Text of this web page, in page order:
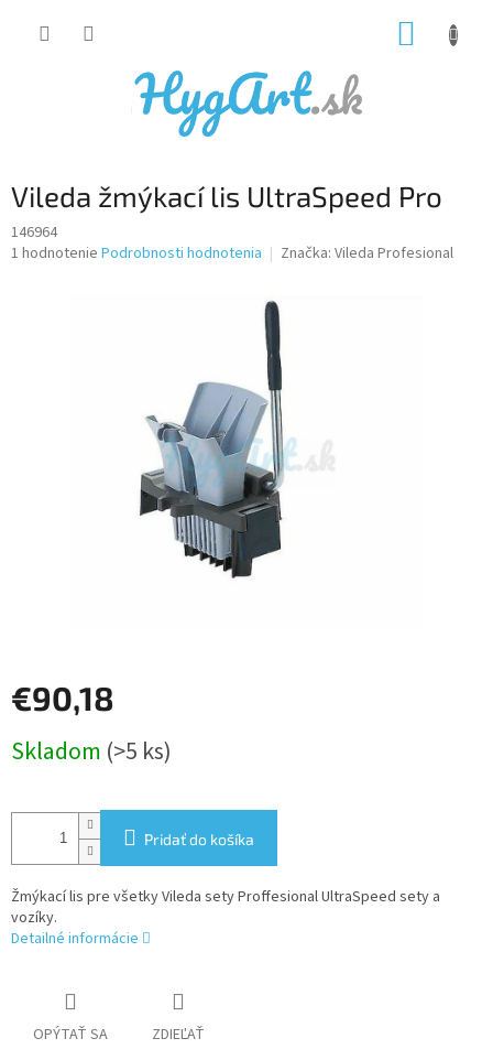
Vileda žmýkací lis UltraSpeed Pro
146964
Priemerné
1 hodnotenie Podrobnosti hodnotenia Značka: Vileda Profesional
€90,18
cena:
Skladom (>5 ks)
Pridať do košíka
Žmýkací lis pre všetky Vileda sety Proffesional UltraSpeed sety a
vozíky.
Detailné informácie
OPÝTAŤ SA ZDIEĽAŤ